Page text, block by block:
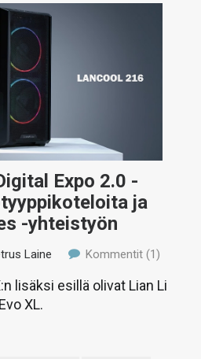
Expo 2.0 -
ja
-yhteistyön
Laine Kommentit (1)
lisäksi esillä olivat Lian Li
XL.